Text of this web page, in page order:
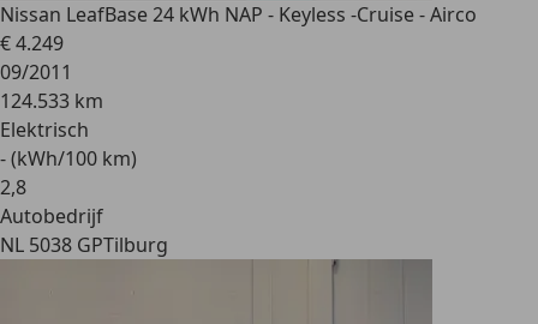
Nissan LeafBase 24 kWh NAP - Keyless -Cruise - Airco
€ 4.249
09/2011
124.533 km
Elektrisch
- (kWh/100 km)
2,8
Autobedrijf
NL 5038 GPTilburg